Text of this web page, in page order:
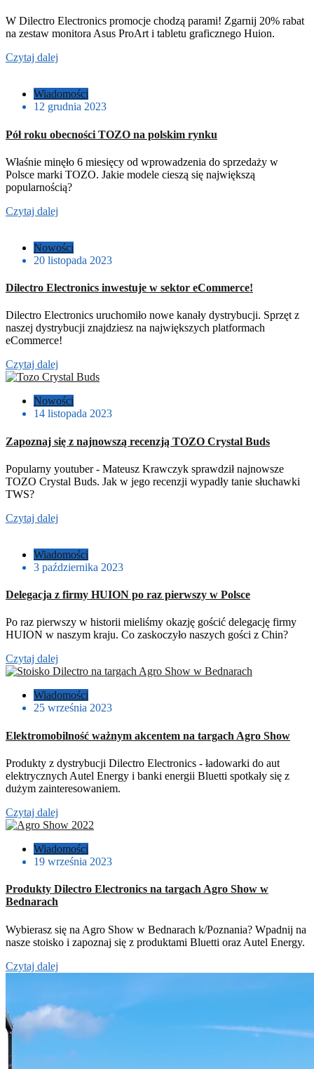
W Dilectro Electronics promocje chodzą parami! Zgarnij 20% rabat
na zestaw monitora Asus ProArt i tabletu graficznego Huion.
Czytaj dalej
Wiadomości
12 grudnia 2023
Pół roku obecności TOZO na polskim rynku
Właśnie minęło 6 miesięcy od wprowadzenia do sprzedaży w
Polsce marki TOZO. Jakie modele cieszą się największą
popularnością?
Czytaj dalej
Nowości
20 listopada 2023
Dilectro Electronics inwestuje w sektor eCommerce!
Dilectro Electronics uruchomiło nowe kanały dystrybucji. Sprzęt z
naszej dystrybucji znajdziesz na największych platformach
eCommerce!
Czytaj dalej
Nowości
14 listopada 2023
Zapoznaj się z najnowszą recenzją TOZO Crystal Buds
Popularny youtuber - Mateusz Krawczyk sprawdził najnowsze
TOZO Crystal Buds. Jak w jego recenzji wypadły tanie słuchawki
TWS?
Czytaj dalej
Wiadomości
3 października 2023
Delegacja z firmy HUION po raz pierwszy w Polsce
Po raz pierwszy w historii mieliśmy okazję gościć delegację firmy
HUION w naszym kraju. Co zaskoczyło naszych gości z Chin?
Czytaj dalej
Wiadomości
25 września 2023
Elektromobilność ważnym akcentem na targach Agro Show
Produkty z dystrybucji Dilectro Electronics - ładowarki do aut
elektrycznych Autel Energy i banki energii Bluetti spotkały się z
dużym zainteresowaniem.
Czytaj dalej
Wiadomości
19 września 2023
Produkty Dilectro Electronics na targach Agro Show w
Bednarach
Wybierasz się na Agro Show w Bednarach k/Poznania? Wpadnij na
nasze stoisko i zapoznaj się z produktami Bluetti oraz Autel Energy.
Czytaj dalej